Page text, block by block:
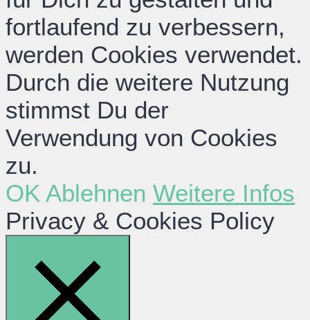
fortlaufend zu verbessern,
werden Cookies verwendet.
Durch die weitere Nutzung
stimmst Du der
Verwendung von Cookies
zu.
OK Ablehnen Weitere Infos
Privacy & Cookies Policy